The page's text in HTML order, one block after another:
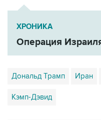
ХРОНИКА
Операция
Дональд Трамп Иран
Кэмп-Дэвид